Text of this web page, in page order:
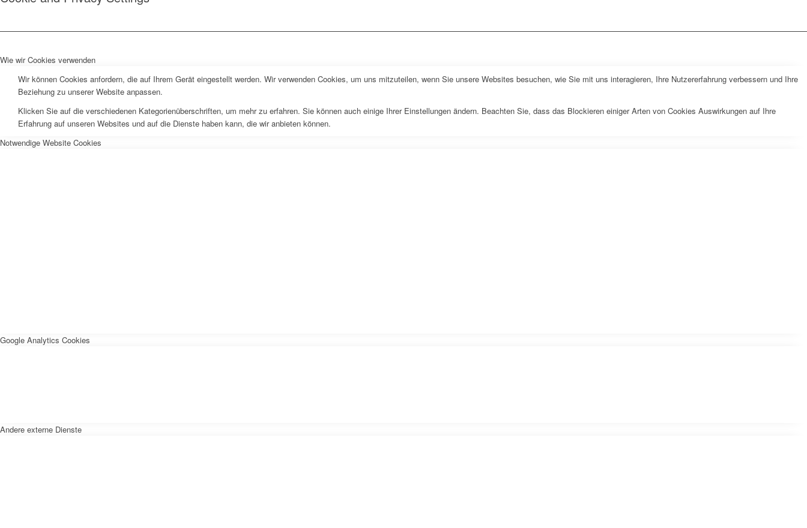
Wie wir Cookies verwenden
Wir können Cookies anfordern, die auf Ihrem Gerät eingestellt werden. Wir verwenden Cookies, um uns mitzuteilen, wenn Sie unsere Websites besuchen, wie Sie mit uns interagieren, Ihre Nutzererfahrung verbessern und Ihre
Beziehung zu unserer Website anpassen.
Klicken Sie auf die verschiedenen Kategorienüberschriften, um mehr zu erfahren. Sie können auch einige Ihrer Einstellungen ändern. Beachten Sie, dass das Blockieren einiger Arten von Cookies Auswirkungen auf Ihre
Erfahrung auf unseren Websites und auf die Dienste haben kann, die wir anbieten können.
Notwendige Website Cookies
Google Analytics Cookies
Andere externe Dienste